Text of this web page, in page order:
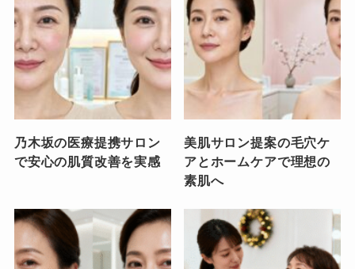
乃木坂の医療提携サロン
で安心の肌質改善を実感
美肌サロン提案の毛穴ケ
アとホームケアで理想の
素肌へ